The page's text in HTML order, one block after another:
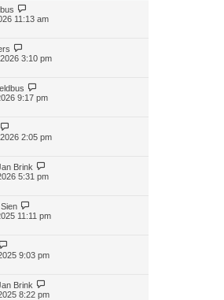
11:13 am
3:10 pm
9:17 pm
2:05 pm
Brink
5:31 pm
11:11 pm
9:03 pm
Brink
8:22 pm